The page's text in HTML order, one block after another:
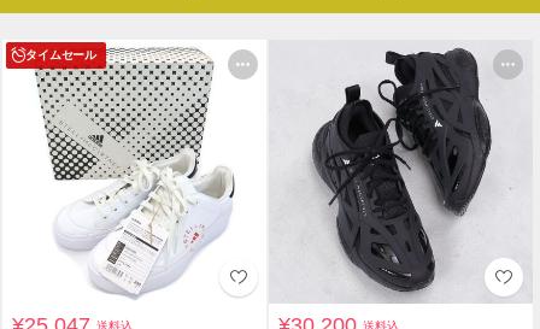
タイムセール
送料込 送料込